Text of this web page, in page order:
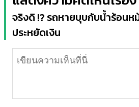
ๆ แค่มีไดร์เป่าผม